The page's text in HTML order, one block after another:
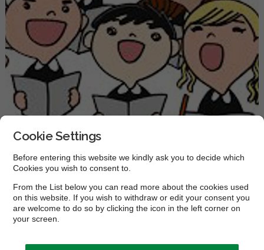
Musik Sammenspil / kor
Cookie Settings
Before entering this website we kindly ask you to decide which
Cookies you wish to consent to.
From the List below you can read more about the cookies used
on this website. If you wish to withdraw or edit your consent you
are welcome to do so by clicking the icon in the left corner on
your screen.